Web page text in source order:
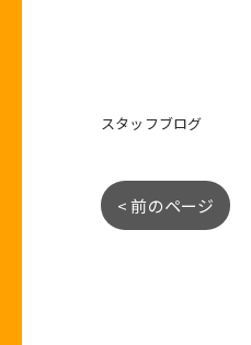
スタッフブログ
< 前のページ